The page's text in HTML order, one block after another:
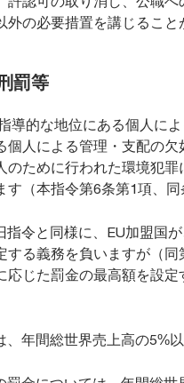
外の必要措置を講じること
罰等
導的な地位にある個人に
個人による管理・支配の
のために行われた環境犯
（本指令第6条第1項、同
指令と同様に、EU加盟国
する義務を負いますが（
応じた罰金の最高額を設
、年間総世界売上高の5%